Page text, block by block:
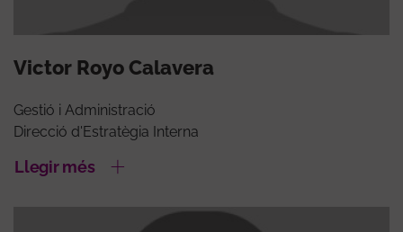
Victor Royo Calavera
Gestió i Administració
Direcció d'Estratègia Interna
Llegir més